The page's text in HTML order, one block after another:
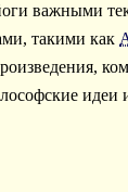
важными
такими как